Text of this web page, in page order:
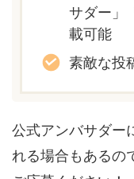
サダー」
載可能
素敵な投
公式アンバサダー
れる場合もあるの